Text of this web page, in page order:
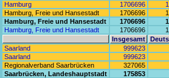
Hamburg
1706696
Hamburg, Freie und Hansestadt
1706696
Hamburg, Freie und Hansestadt
1706696
Hamburg, Freie und Hansestadt
1706696
Insgesamt
Saarland
999623
Saarland
999623
Regionalverband Saarbrücken
327065
Saarbrücken, Landeshauptstadt
175853